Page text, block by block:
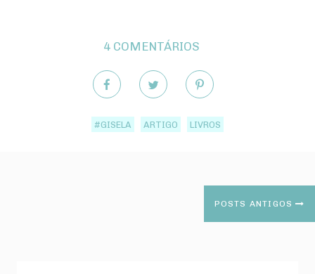
4 COMENTÁRIOS
#GISELA ARTIGO LIVROS
POSTS ANTIGOS